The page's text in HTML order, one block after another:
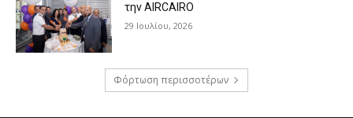
την AIRCAIRO
29 Ιουλίου, 2026
Φόρτωση περισσοτέρων